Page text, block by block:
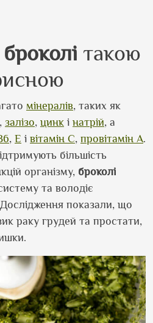
броколі такою
мінералів, таких як
, залізо, цинк і натрій, а
, E і вітамін С, провітамін A.
більшість
організму, броколі
та володіє
показали, що
раку грудей та простати,